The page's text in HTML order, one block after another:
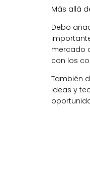
Más allá
Debo
mercado
con los
También
ideas y